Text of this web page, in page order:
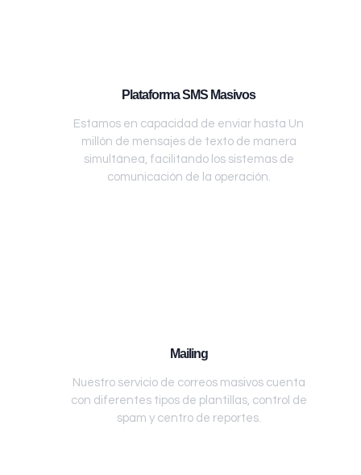
Plataforma SMS Masivos
Estamos en capacidad de enviar hasta Un
millón de mensajes de texto de manera
simultánea, facilitando los sistemas de
comunicación de la operación.
Mailing
Nuestro servicio de correos masivos cuenta
con diferentes tipos de plantillas, control de
spam y centro de reportes.